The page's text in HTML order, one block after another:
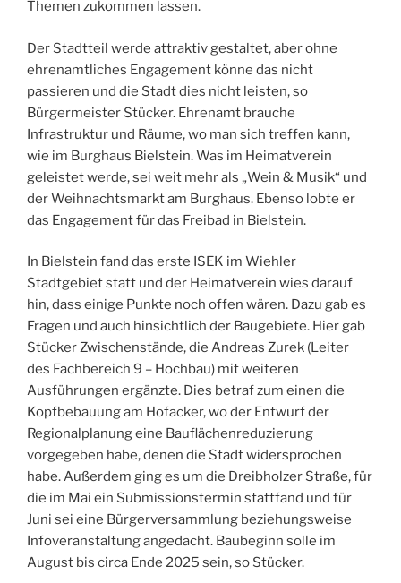
Themen zukommen lassen.
Der Stadtteil werde attraktiv gestaltet, aber ohne
ehrenamtliches Engagement könne das nicht
passieren und die Stadt dies nicht leisten, so
Bürgermeister Stücker. Ehrenamt brauche
Infrastruktur und Räume, wo man sich treffen kann,
wie im Burghaus Bielstein. Was im Heimatverein
geleistet werde, sei weit mehr als „Wein & Musik“ und
der Weihnachtsmarkt am Burghaus. Ebenso lobte er
das Engagement für das Freibad in Bielstein.
In Bielstein fand das erste ISEK im Wiehler
Stadtgebiet statt und der Heimatverein wies darauf
hin, dass einige Punkte noch offen wären. Dazu gab es
Fragen und auch hinsichtlich der Baugebiete. Hier gab
Stücker Zwischenstände, die Andreas Zurek (Leiter
des Fachbereich 9 – Hochbau) mit weiteren
Ausführungen ergänzte. Dies betraf zum einen die
Kopfbebauung am Hofacker, wo der Entwurf der
Regionalplanung eine Bauflächenreduzierung
vorgegeben habe, denen die Stadt widersprochen
habe. Außerdem ging es um die Dreibholzer Straße, für
die im Mai ein Submissionstermin stattfand und für
Juni sei eine Bürgerversammlung beziehungsweise
Infoveranstaltung angedacht. Baubeginn solle im
August bis circa Ende 2025 sein, so Stücker.